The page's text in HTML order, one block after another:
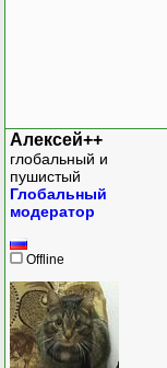
Алексей++
глобальный и
пушистый
Глобальный
модератор
Offline